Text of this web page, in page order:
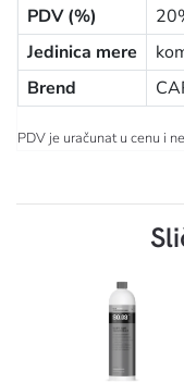
PDV (%)
Jedinica mere
Brend
PDV je uračunat u cenu i